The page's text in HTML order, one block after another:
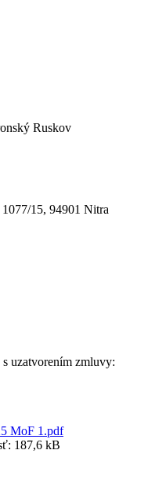
Ruskov
15, 94901 Nitra
uzatvorením zmluvy:
MoF 1.pdf
187,6 kB